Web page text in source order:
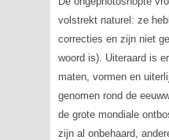
volstrekt naturel: ze
correcties en zijn niet
woord is). Uiteraard is
maten, vormen en
genomen rond de
de grote mondiale
zijn al onbehaard,